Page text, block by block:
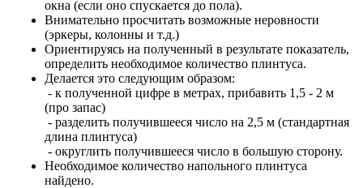
окна (если оно спускается до пола).
Внимательно просчитать возможные неровности
(эркеры, колонны и т.д.)
Ориентируясь на полученный в результате показатель,
определить необходимое количество плинтуса.
Делается это следующим образом:
- к полученной цифре в метрах, прибавить 1,5 - 2 м
(про запас)
- разделить получившееся число на 2,5 м (стандартная
длина плинтуса)
- округлить получившееся число в большую сторону.
Необходимое количество напольного плинтуса
найдено.